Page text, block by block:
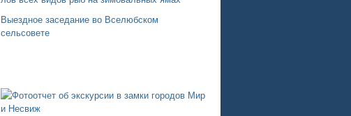
Выездное заседание во Вселюбском
сельсовете